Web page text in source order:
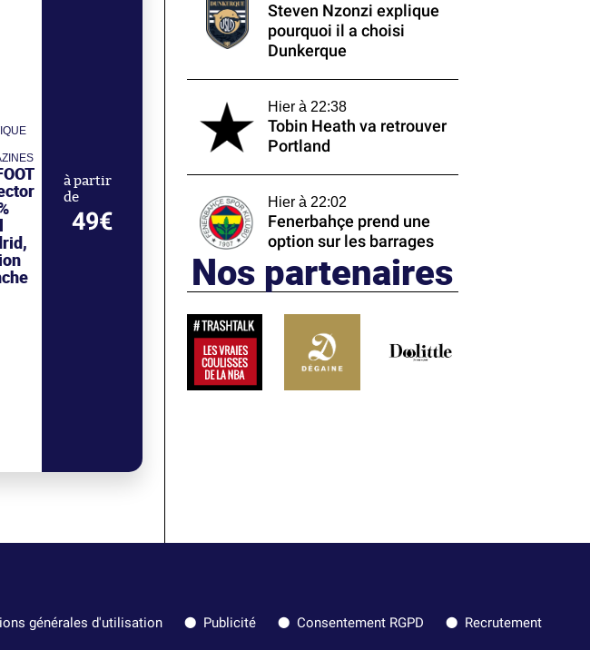
à partir
de
49€
Steven Nzonzi explique
pourquoi il a choisi
Dunkerque
Hier à 22:38
Tobin Heath va retrouver
Portland
Hier à 22:02
Fenerbahçe prend une
option sur les barrages
Nos partenaires
générales d'utilisation Publicité Consentement RGPD Recrutement